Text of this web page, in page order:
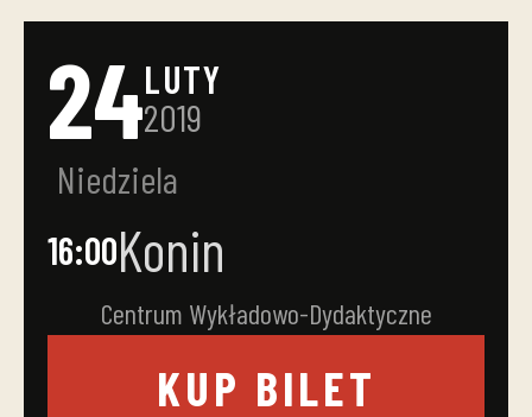
24LUTY
2019
Niedziela
16:00Konin
Centrum Wykładowo-Dydaktyczne
KUP BILET